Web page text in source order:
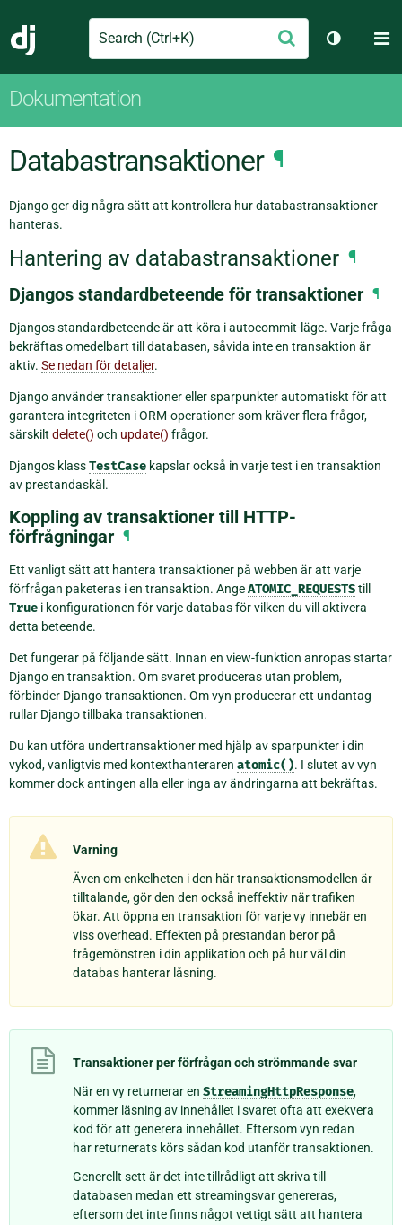
Django
Search Skicka
Växla
Dokumentation
Databastransaktioner ¶
Django ger dig några sätt att kontrollera hur databastransaktioner
hanteras.
Hantering av databastransaktioner ¶
Djangos standardbeteende för transaktioner ¶
Djangos standardbeteende är att köra i autocommit-läge. Varje fråga
bekräftas omedelbart till databasen, såvida inte en transaktion är
aktiv. Se nedan för detaljer.
Django använder transaktioner eller sparpunkter automatiskt för att
garantera integriteten i ORM-operationer som kräver flera frågor,
särskilt delete() och update() frågor.
Djangos klassTestCase kapslar också in varje test i en transaktion
av prestandaskäl.
Koppling av transaktioner till HTTP-
förfrågningar ¶
Ett vanligt sätt att hantera transaktioner på webben är att varje
förfrågan paketeras i en transaktion. AngeATOMIC_REQUESTStill
True i konfigurationen för varje databas för vilken du vill aktivera
detta beteende.
Det fungerar på följande sätt. Innan en view-funktion anropas startar
Django en transaktion. Om svaret produceras utan problem,
förbinder Django transaktionen. Om vyn producerar ett undantag
rullar Django tillbaka transaktionen.
Du kan utföra undertransaktioner med hjälp av sparpunkter i din
vykod, vanligtvis med kontexthanteraren atomic(). I slutet av vyn
kommer dock antingen alla eller inga av ändringarna att bekräftas.
Varning
Även om enkelheten i den här transaktionsmodellen är
tilltalande, gör den den också ineffektiv när trafiken
ökar. Att öppna en transaktion för varje vy innebär en
viss overhead. Effekten på prestandan beror på
frågemönstren i din applikation och på hur väl din
databas hanterar låsning.
Transaktioner per förfrågan och strömmande svar
När en vy returnerar en StreamingHttpResponse,
kommer läsning av innehållet i svaret ofta att exekvera
kod för att generera innehållet. Eftersom vyn redan
har returnerats körs sådan kod utanför transaktionen.
Generellt sett är det inte tillrådligt att skriva till
databasen medan ett streamingsvar genereras,
eftersom det inte finns något vettigt sätt att hantera